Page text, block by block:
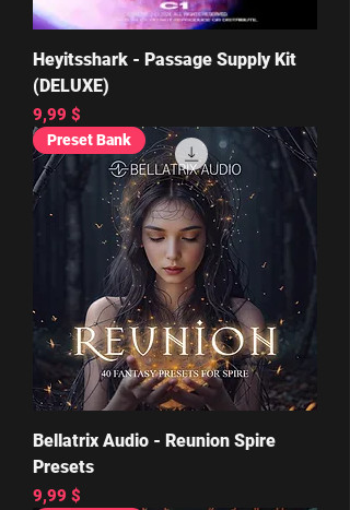
Heyitsshark - Passage Supply Kit
(DELUXE)
Цена
9,99 $
Preset Bank
Bellatrix Audio - Reunion Spire
Presets
Цена
9,99 $